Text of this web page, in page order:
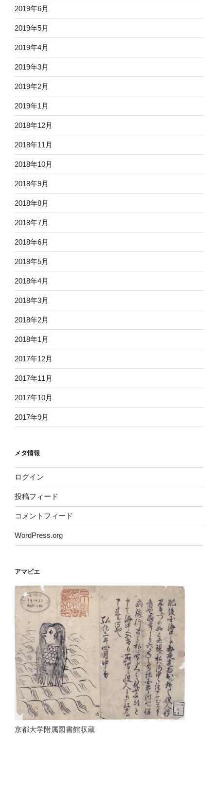
2019年6月
2019年5月
2019年4月
2019年3月
2019年2月
2019年1月
2018年12月
2018年11月
2018年10月
2018年9月
2018年8月
2018年7月
2018年6月
2018年5月
2018年4月
2018年3月
2018年2月
2018年1月
2017年12月
2017年11月
2017年10月
2017年9月
メタ情報
ログイン
投稿フィード
コメントフィード
WordPress.org
アマビエ
京都大学附属図書館収蔵